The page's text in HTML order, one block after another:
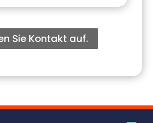
Sie Kontakt auf.